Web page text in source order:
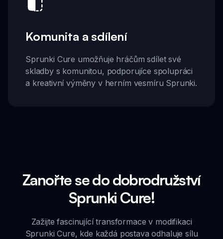
Komunita a sdílení
Sprunki Cure umožňuje hráčům sdílet své
skladby s komunitou, podporujíce spolupráci
a kreativní výměny v herním vesmíru Sprunki.
Zanořte se do dobrodružství
Sprunki Cure!
Zažijte fascinující transformace v modifikaci
Sprunki Cure, kde každá postava odhaluje sílu